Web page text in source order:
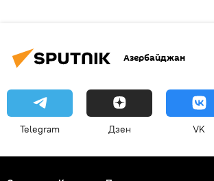
Азербайджан
Telegram Дзен VK